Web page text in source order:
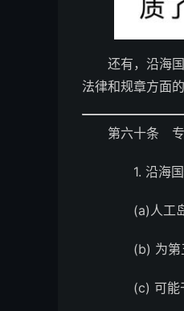
还有，沿海
法律和规章方面
第六十条 专
1. 沿海国
(a)人工
(b) 为第五
(c) 可能干